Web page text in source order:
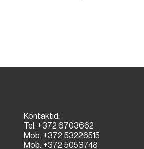
Kontaktid:
Tel. +372 6703662
Mob. +372 53226515
Mob. +372 5053748